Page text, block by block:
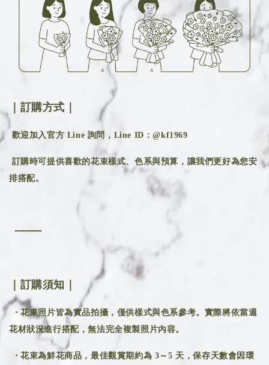
｜訂購方式｜
歡迎加入官方 Line 詢問，Line ID：@kf1969
訂購時可提供喜歡的花束樣式、色系與預算，讓我們更好為您安
排搭配。
⸻
｜訂購須知｜
・花束照片皆為實品拍攝，僅供樣式與色系參考。實際將依當週
花材狀況進行搭配，無法完全複製照片內容。
・花束為鮮花商品，最佳觀賞期約為 3～5 天，保存天數會因環